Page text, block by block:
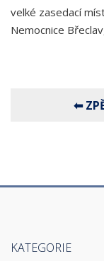
velké zasedací
Nemocnice
KATEGORIE